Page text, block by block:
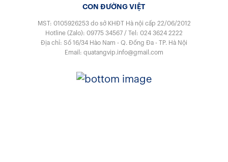
CON ĐƯỜNG VIỆT
MST: 0105926253 do sở KHĐT Hà nội cấp 22/06/2012
Hotline (Zalo): 09775 34567 / Tel: 024 3624 2222
Địa chỉ: Số 16/34 Hào Nam - Q. Đống Đa - TP. Hà Nội
Email: quatangvip.info@gmail.com